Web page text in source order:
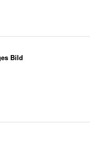
Bild